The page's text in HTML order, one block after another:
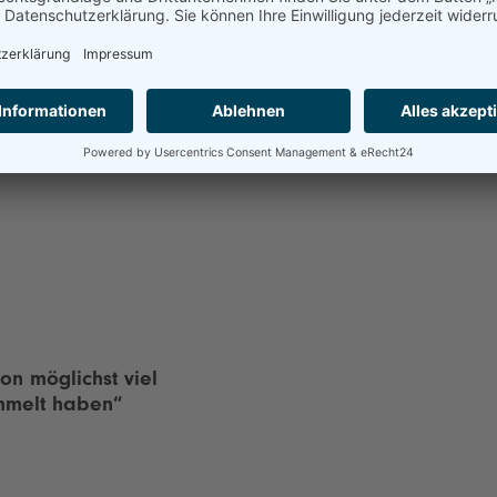
← Zurück
möglichst viel
haben“